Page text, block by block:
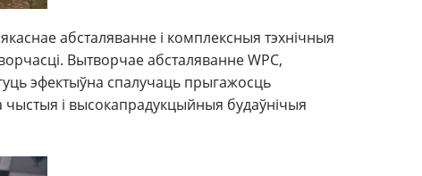
абсталяванне і комплексныя тэхнічныя
Вытворчае абсталяванне WPC,
эфектыўна спалучаць прыгажосць
і высокапрадукцыйныя будаўнічыя